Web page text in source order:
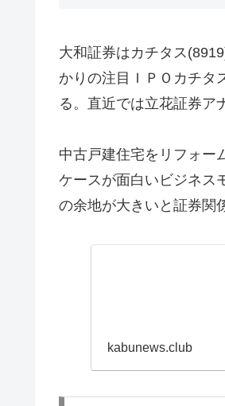
大和証券はカチタス
かりの注目ＩＰＯカチタ
る。直近では立花証券ア
中古戸建住宅をリフォー
ケースが面白いビジネス
の余地が大きいと証券関
kabunews.club